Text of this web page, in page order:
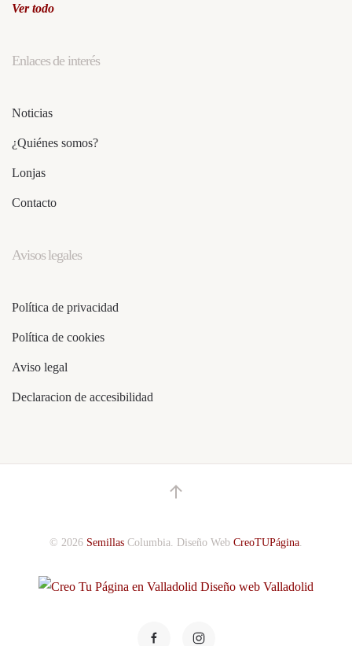
Ver todo
Enlaces de interés
Noticias
¿Quiénes somos?
Lonjas
Contacto
Avisos legales
Política de privacidad
Política de cookies
Aviso legal
Declaracion de accesibilidad
© 2026 Semillas Columbia. Diseño Web CreoTUPágina.